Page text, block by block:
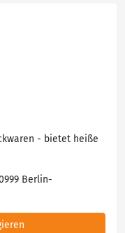
- bietet heiße
Berlin-